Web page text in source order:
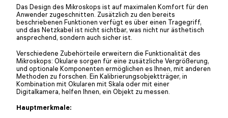
Das Design des Mikroskops ist auf maximalen Komfort für den
Anwender zugeschnitten. Zusätzlich zu den bereits
beschriebenen Funktionen verfügt es über einen Tragegriff,
und das Netzkabel ist nicht sichtbar, was nicht nur ästhetisch
ansprechend, sondern auch sicher ist.
Verschiedene Zubehörteile erweitern die Funktionalität des
Mikroskops: Okulare sorgen für eine zusätzliche Vergrößerung,
und optionale Komponenten ermöglichen es Ihnen, mit anderen
Methoden zu forschen. Ein Kalibrierungsobjektträger, in
Kombination mit Okularen mit Skala oder mit einer
Digitalkamera, helfen Ihnen, ein Objekt zu messen.
Hauptmerkmale: